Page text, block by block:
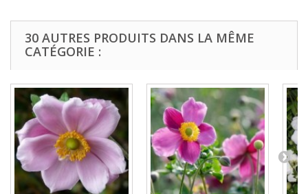
30 AUTRES PRODUITS DANS LA MÊME
CATÉGORIE :